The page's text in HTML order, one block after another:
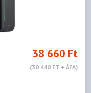
38 660 Ft
(30 440 FT + ÁFA)